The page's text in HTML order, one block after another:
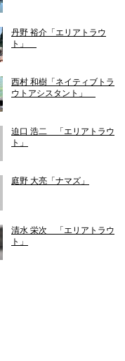
丹野 裕介「エリアトラウ
ト」
西村 和樹「ネイティブトラ
ウトアシスタント」
迫口 浩二 「エリアトラウ
ト」
庭野 大亮「ナマズ」
清水 栄次 「エリアトラウ
ト」